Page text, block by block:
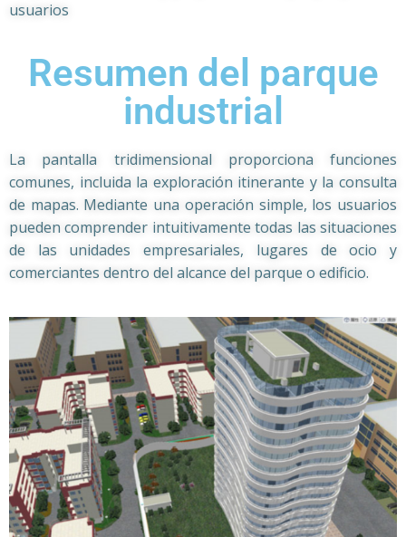
usuarios
Resumen del parque
industrial
La pantalla tridimensional proporciona funciones
comunes, incluida la exploración itinerante y la consulta
de mapas. Mediante una operación simple, los usuarios
pueden comprender intuitivamente todas las situaciones
de las unidades empresariales, lugares de ocio y
comerciantes dentro del alcance del parque o edificio.